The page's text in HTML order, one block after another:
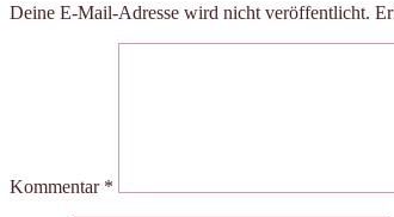
Deine E-Mail-Adresse wird nicht veröffentlicht.
Kommentar *